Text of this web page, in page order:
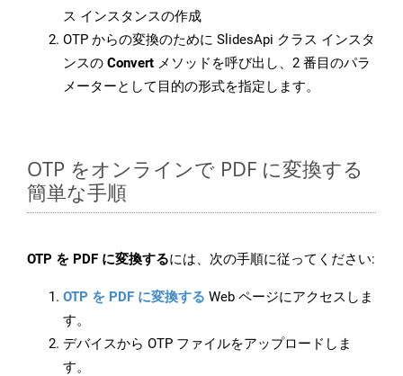
ス インスタンスの作成
OTP からの変換のために SlidesApi クラス インスタ
ンスの Convert メソッドを呼び出し、2 番目のパラ
メーターとして目的の形式を指定します。
OTP をオンラインで PDF に変換する
簡単な手順
OTP を PDF に変換するには、次の手順に従ってください:
OTP を PDF に変換する Web ページにアクセスしま
す。
デバイスから OTP ファイルをアップロードしま
す。